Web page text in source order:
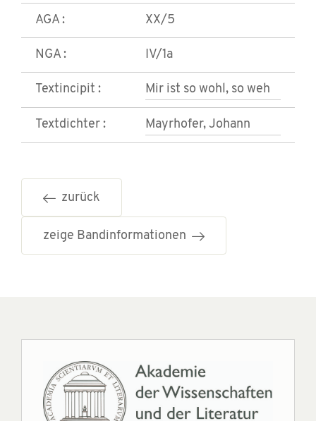
AGA : XX/5
NGA : IV/1a
Textincipit : Mir ist so wohl, so weh
Textdichter : Mayrhofer, Johann
zurück
zeige Bandinformationen